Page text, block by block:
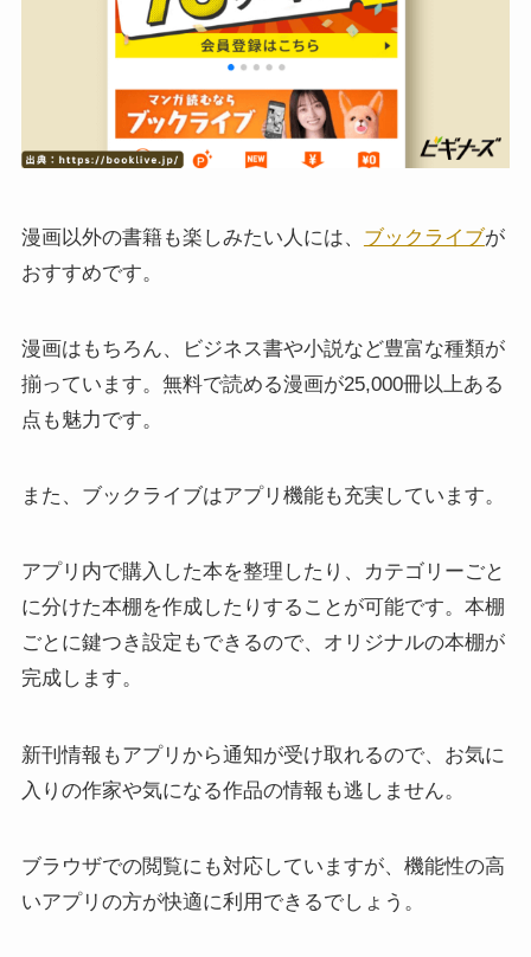
漫画以外の書籍も楽しみたい人には、 ブックライブが
おすすめです。
漫画はもちろん、ビジネス書や小説など豊富な種類が
揃っています。無料で読める漫画が25,000冊以上ある
点も魅力です。
また、ブックライブはアプリ機能も充実しています。
アプリ内で購入した本を整理したり、カテゴリーごと
に分けた本棚を作成したりすることが可能です。本棚
ごとに鍵つき設定もできるので、オリジナルの本棚が
完成します。
新刊情報もアプリから通知が受け取れるので、お気に
入りの作家や気になる作品の情報も逃しません。
ブラウザでの閲覧にも対応していますが、機能性の高
いアプリの方が快適に利用できるでしょう。